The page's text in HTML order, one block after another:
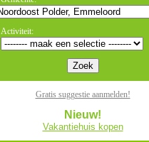
Activiteit:
Gratis suggestie aanmelden!
Nieuw!
Vakantiehuis kopen